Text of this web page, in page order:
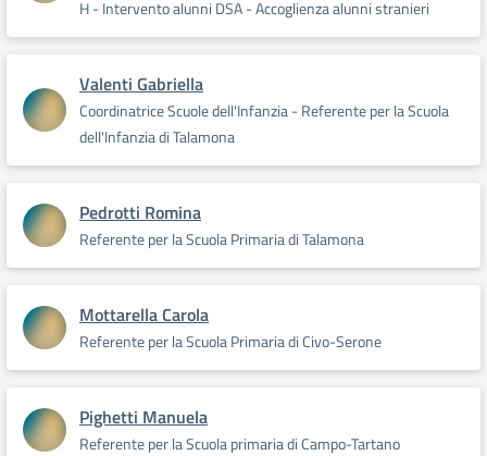
H - Intervento alunni DSA - Accoglienza alunni stranieri
Valenti Gabriella
Coordinatrice Scuole dell'Infanzia - Referente per la Scuola
dell'Infanzia di Talamona
Pedrotti Romina
Referente per la Scuola Primaria di Talamona
Mottarella Carola
Referente per la Scuola Primaria di Civo-Serone
Pighetti Manuela
Referente per la Scuola primaria di Campo-Tartano